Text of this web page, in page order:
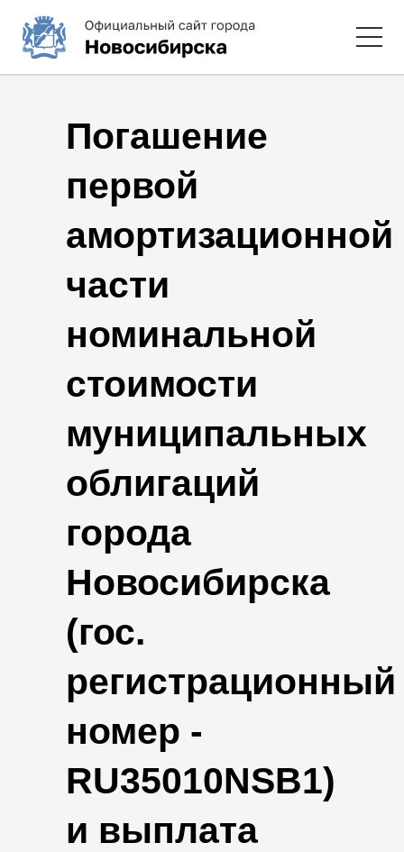
Погашение
первой
амортизационной
части
номинальной
стоимости
муниципальных
облигаций
города
Новосибирска
(гос.
регистрационный
номер -
RU35010NSB1)
и выплата